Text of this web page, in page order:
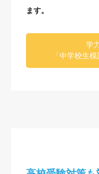
ます。
学
「中学校生